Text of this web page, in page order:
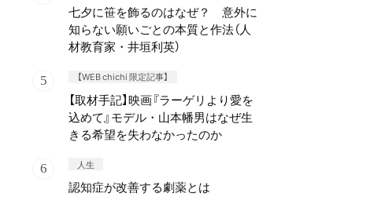
七夕に笹を飾るのはなぜ？ 意外に
知らない願いごとの本質と作法（人
材教育家・井垣利英）
【WEB chichi 限定記事】
【取材手記】映画『ラーゲリより愛を
込めて』モデル・山本幡男はなぜ生
きる希望を失わなかったのか
人生
認知症が改善する劇薬とは